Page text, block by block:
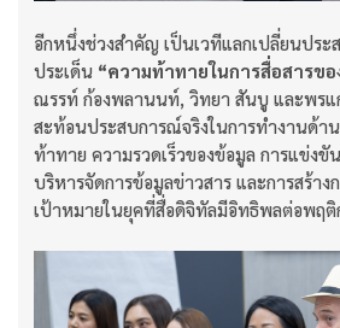
อีกหนึ่งช่วงสำคัญ เป็นเวทีแลกเปลี่ยนปร
ประเด็น “ความท้าทายในการสื่อสารขอ
ณรรท์ ก้องพลานนท์, วิทยา สันบู และพรแ
สะท้อนประสบการณ์จริงในการทำงานด้า
ท้าทาย ความรวดเร็วของข้อมูล การแข่งขั
บริหารจัดการข้อมูลข่าวสาร และการสร้าง
เป้าหมายในยุคที่สื่อดิจิทัลมีอิทธิพลต่อพฤ